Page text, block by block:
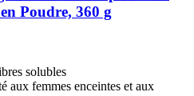
Poudre, 360 g
solubles
aux femmes enceintes et aux